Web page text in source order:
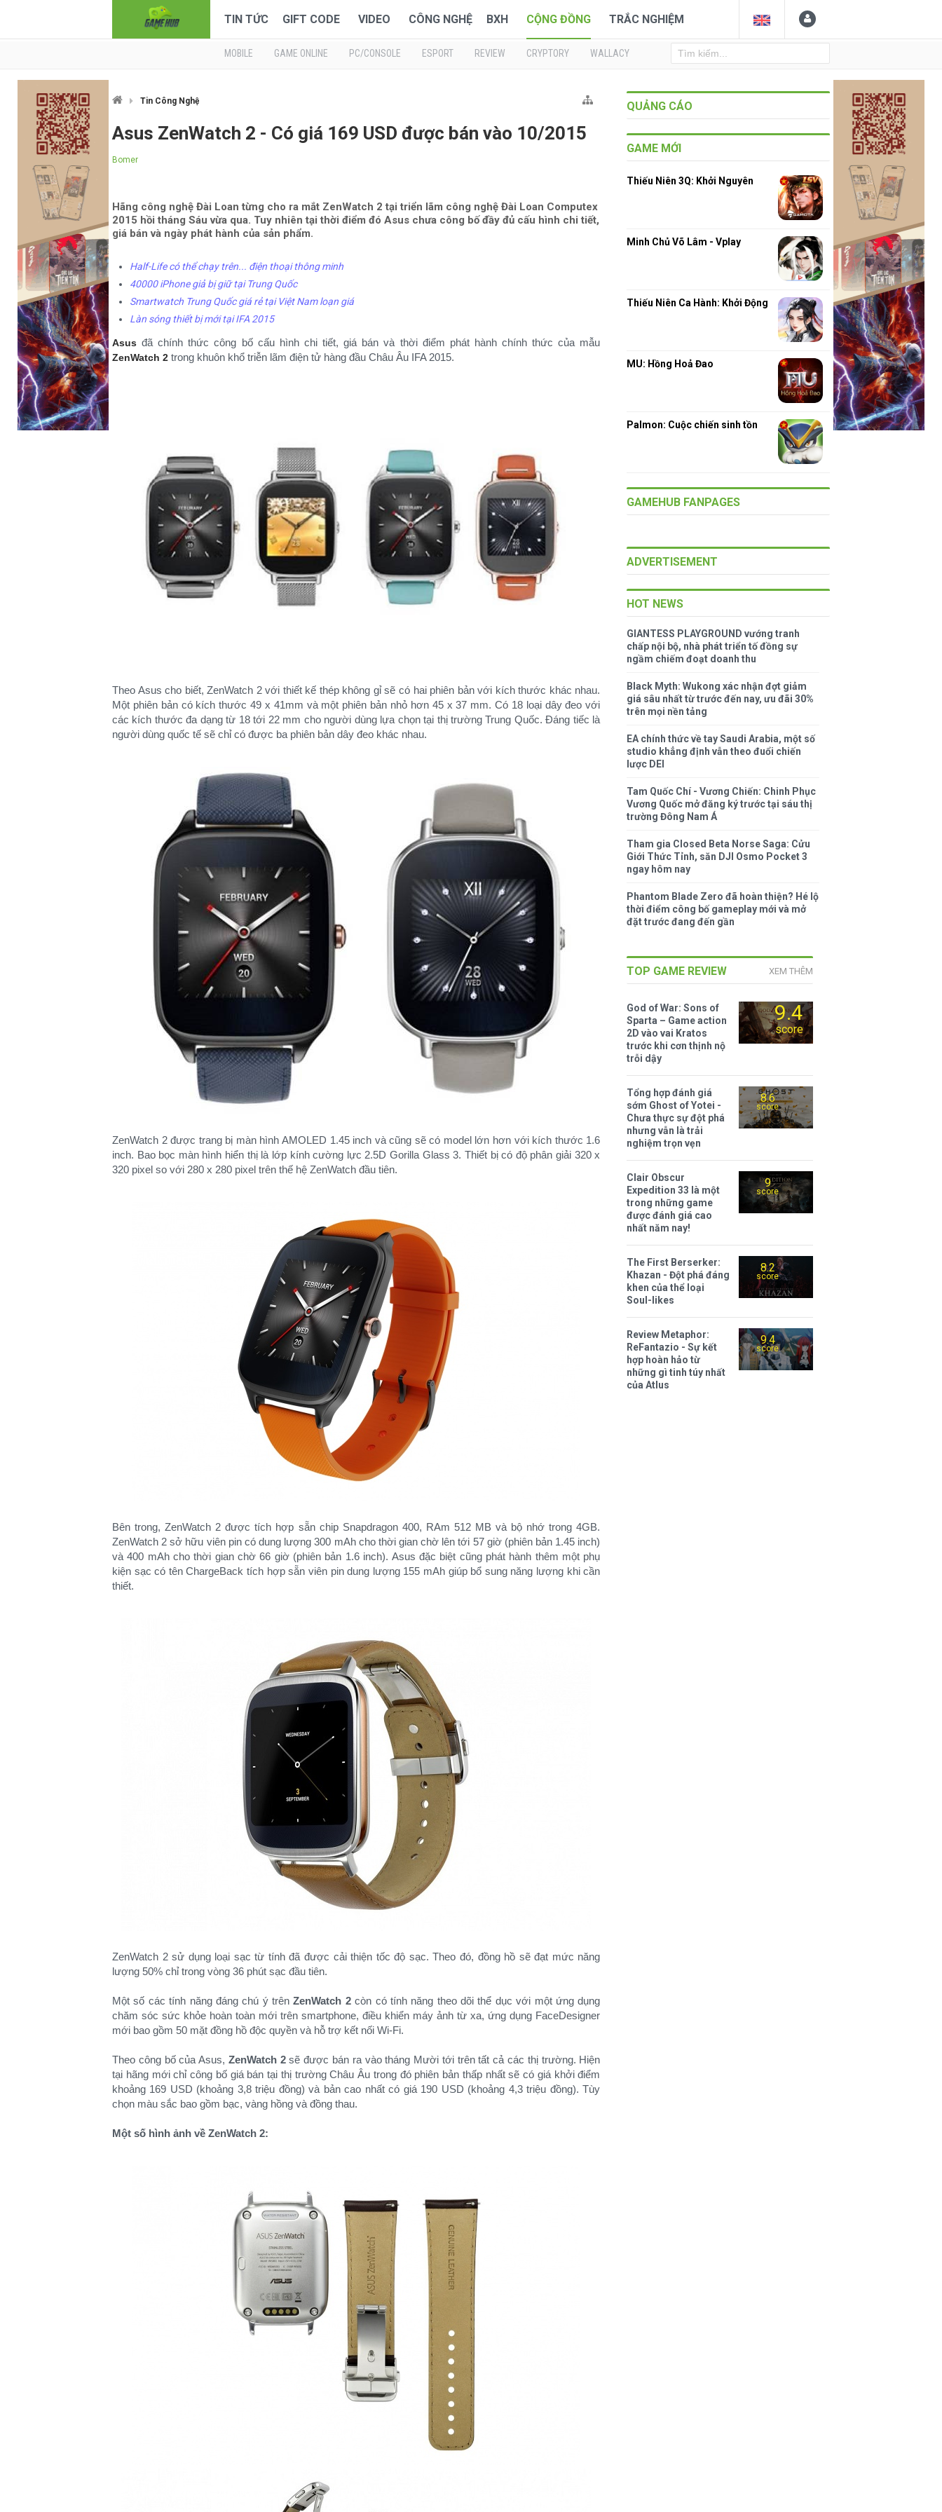
TIN TỨC GIFT CODE VIDEO CÔNG NGHỆ BXH CỘNG ĐỒNG TRẮC NGHIỆM
MOBILE GAME ONLINE PC/CONSOLE ESPORT REVIEW CRYPTORY WALLACY
Tin Công Nghệ
Asus ZenWatch 2 - Có giá 169 USD được bán vào 10/2015
Bomer
Hãng công nghệ Đài Loan từng cho ra mắt ZenWatch 2 tại triển lãm công nghệ Đài Loan Computex
2015 hồi tháng Sáu vừa qua. Tuy nhiên tại thời điểm đó Asus chưa công bố đầy đủ cấu hình chi tiết,
giá bán và ngày phát hành của sản phẩm.
Half-Life có thể chạy trên... điện thoại thông minh
40000 iPhone giả bị giữ tại Trung Quốc
Smartwatch Trung Quốc giá rẻ tại Việt Nam loạn giá
Làn sóng thiết bị mới tại IFA 2015
Asus đã chính thức công bố cấu hình chi tiết, giá bán và thời điểm phát hành chính thức của mẫu
ZenWatch 2 trong khuôn khổ triễn lãm điện tử hàng đầu Châu Âu IFA 2015.
Theo Asus cho biết, ZenWatch 2 với thiết kế thép không gỉ sẽ có hai phiên bản với kích thước khác nhau.
Một phiên bản có kích thước 49 x 41mm và một phiên bản nhỏ hơn 45 x 37 mm. Có 18 loại dây đeo với
các kích thước đa dạng từ 18 tới 22 mm cho người dùng lựa chọn tại thị trường Trung Quốc. Đáng tiếc là
người dùng quốc tế sẽ chỉ có được ba phiên bản dây đeo khác nhau.
ZenWatch 2 được trang bị màn hình AMOLED 1.45 inch và cũng sẽ có model lớn hơn với kích thước 1.6
inch. Bao bọc màn hình hiển thị là lớp kính cường lực 2.5D Gorilla Glass 3. Thiết bị có độ phân giải 320 x
320 pixel so với 280 x 280 pixel trên thế hệ ZenWatch đầu tiên.
Bên trong, ZenWatch 2 được tích hợp sẵn chip Snapdragon 400, RAm 512 MB và bộ nhớ trong 4GB.
ZenWatch 2 sở hữu viên pin có dung lượng 300 mAh cho thời gian chờ lên tới 57 giờ (phiên bản 1.45 inch)
và 400 mAh cho thời gian chờ 66 giờ (phiên bản 1.6 inch). Asus đặc biệt cũng phát hành thêm một phụ
kiện sạc có tên ChargeBack tích hợp sẵn viên pin dung lượng 155 mAh giúp bổ sung năng lượng khi cần
thiết.
ZenWatch 2 sử dụng loại sạc từ tính đã được cải thiện tốc độ sạc. Theo đó, đồng hồ sẽ đạt mức năng
lượng 50% chỉ trong vòng 36 phút sạc đầu tiên.
Một số các tính năng đáng chú ý trênZenWatch 2còn có tính năng theo dõi thể dục với một ứng dụng
chăm sóc sức khỏe hoàn toàn mới trên smartphone, điều khiển máy ảnh từ xa, ứng dụng FaceDesigner
mới bao gồm 50 mặt đồng hồ độc quyền và hỗ trợ kết nối Wi-Fi.
Theo công bố của Asus, ZenWatch 2sẽ được bán ra vào tháng Mười tới trên tất cả các thị trường. Hiện
tại hãng mới chỉ công bố giá bán tại thị trường Châu Âu trong đó phiên bản thấp nhất sẽ có giá khởi điểm
khoảng 169 USD (khoảng 3,8 triệu đồng) và bản cao nhất có giá 190 USD (khoảng 4,3 triệu đồng). Tùy
chọn màu sắc bao gồm bạc, vàng hồng và đồng thau.
Một số hình ảnh về ZenWatch 2:
QUẢNG CÁO
GAME MỚI
Thiếu Niên 3Q: Khởi Nguyên
Minh Chủ Võ Lâm - Vplay
Thiếu Niên Ca Hành: Khởi Động
MU: Hồng Hoả Đao
Palmon: Cuộc chiến sinh tồn
GAMEHUB FANPAGES
ADVERTISEMENT
HOT NEWS
GIANTESS PLAYGROUND vướng tranh
chấp nội bộ, nhà phát triển tố đồng sự
ngầm chiếm đoạt doanh thu
Black Myth: Wukong xác nhận đợt giảm
giá sâu nhất từ trước đến nay, ưu đãi 30%
trên mọi nền tảng
EA chính thức về tay Saudi Arabia, một số
studio khẳng định vẫn theo đuổi chiến
lược DEI
Tam Quốc Chí - Vương Chiến: Chinh Phục
Vương Quốc mở đăng ký trước tại sáu thị
trường Đông Nam Á
Tham gia Closed Beta Norse Saga: Cửu
Giới Thức Tỉnh, săn DJI Osmo Pocket 3
ngay hôm nay
Phantom Blade Zero đã hoàn thiện? Hé lộ
thời điểm công bố gameplay mới và mở
đặt trước đang đến gần
TOP GAME REVIEW XEM THÊM
9.4
score
God of War: Sons of
Sparta – Game action
2D vào vai Kratos
trước khi cơn thịnh nộ
trỗi dậy
8.6
score
Tổng hợp đánh giá
sớm Ghost of Yotei -
Chưa thực sự đột phá
nhưng vẫn là trải
nghiệm trọn vẹn
9
score
Clair Obscur
Expedition 33 là một
trong những game
được đánh giá cao
nhất năm nay!
8.2
score
The First Berserker:
Khazan - Đột phá đáng
khen của thể loại
Soul-likes
9.4
score
Review Metaphor:
ReFantazio - Sự kết
hợp hoàn hảo từ
những gì tinh túy nhất
của Atlus